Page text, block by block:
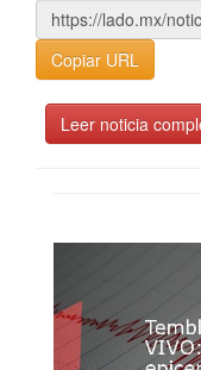
Copiar URL
Leer noticia